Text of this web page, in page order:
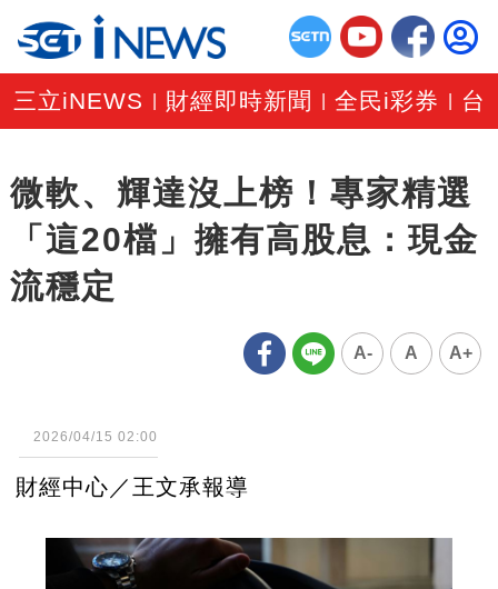
三立iNEWS 財經即時新聞 |全民i彩券 台
微軟、輝達沒上榜！專家精選
「這20檔」擁有高股息：現金
流穩定
A- A A+
2026/04/15 02:00
財經中心／王文承報導